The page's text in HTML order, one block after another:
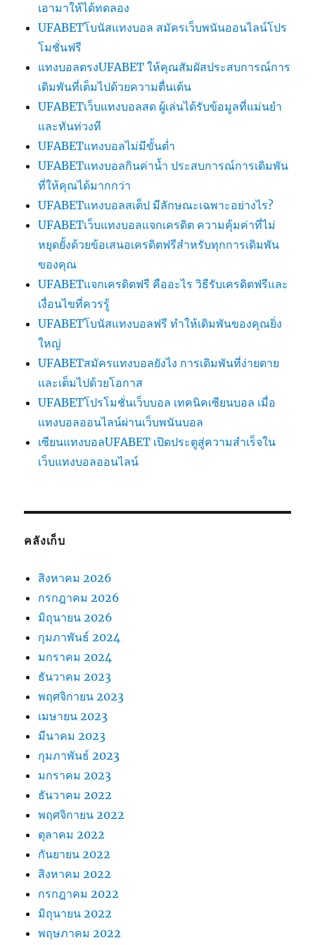
เอามาให้ได้ทดลอง
UFABETโบนัสแทงบอล สมัครเว็บพนันออนไลน์โปร
โมชั่นฟรี
แทงบอลตรงUFABET ให้คุณสัมผัสประสบการณ์การ
เดิมพันที่เต็มไปด้วยความตื่นเต้น
UFABETเว็บแทงบอลสด ผู้เล่นได้รับข้อมูลที่แม่นยำ
และทันท่วงที
UFABETแทงบอลไม่มีขั้นต่ำ
UFABETแทงบอลกินค่าน้ำ ประสบการณ์การเดิมพัน
ที่ให้คุณได้มากกว่า
UFABETแทงบอลสเต็ป มีลักษณะเฉพาะอย่างไร?
UFABETเว็บแทงบอลแจกเครดิต ความคุ้มค่าที่ไม่
หยุดยั้งด้วยข้อเสนอเครดิตฟรีสำหรับทุกการเดิมพัน
ของคุณ
UFABETแจกเครดิตฟรี คืออะไร วิธีรับเครดิตฟรีและ
เงื่อนไขที่ควรรู้
UFABETโบนัสแทงบอลฟรี ทำให้เดิมพันของคุณยิ่ง
ใหญ่
UFABETสมัครแทงบอลยังไง การเดิมพันที่ง่ายดาย
และเต็มไปด้วยโอกาส
UFABETโปรโมชั่นเว็บบอล เทคนิคเซียนบอล เมื่อ
แทงบอลออนไลน์ผ่านเว็บพนันบอล
เซียนแทงบอลUFABET เปิดประตูสู่ความสำเร็จใน
เว็บแทงบอลออนไลน์
คลังเก็บ
สิงหาคม 2026
กรกฎาคม 2026
มิถุนายน 2026
กุมภาพันธ์ 2024
มกราคม 2024
ธันวาคม 2023
พฤศจิกายน 2023
เมษายน 2023
มีนาคม 2023
กุมภาพันธ์ 2023
มกราคม 2023
ธันวาคม 2022
พฤศจิกายน 2022
ตุลาคม 2022
กันยายน 2022
สิงหาคม 2022
กรกฎาคม 2022
มิถุนายน 2022
พฤษภาคม 2022